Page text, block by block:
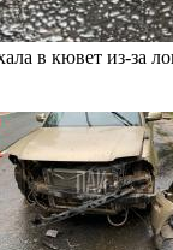
в кювет из-за
MAX